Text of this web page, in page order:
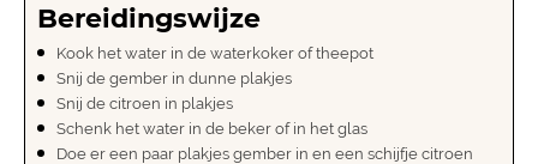
Bereidingswijze
Kook het water in de waterkoker of theepot
Snij de gember in dunne plakjes
Snij de citroen in plakjes
Schenk het water in de beker of in het glas
Doe er een paar plakjes gember in en een schijfje citroen